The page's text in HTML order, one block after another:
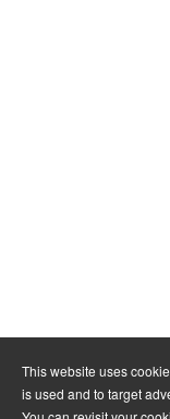
This website uses
is used and to target